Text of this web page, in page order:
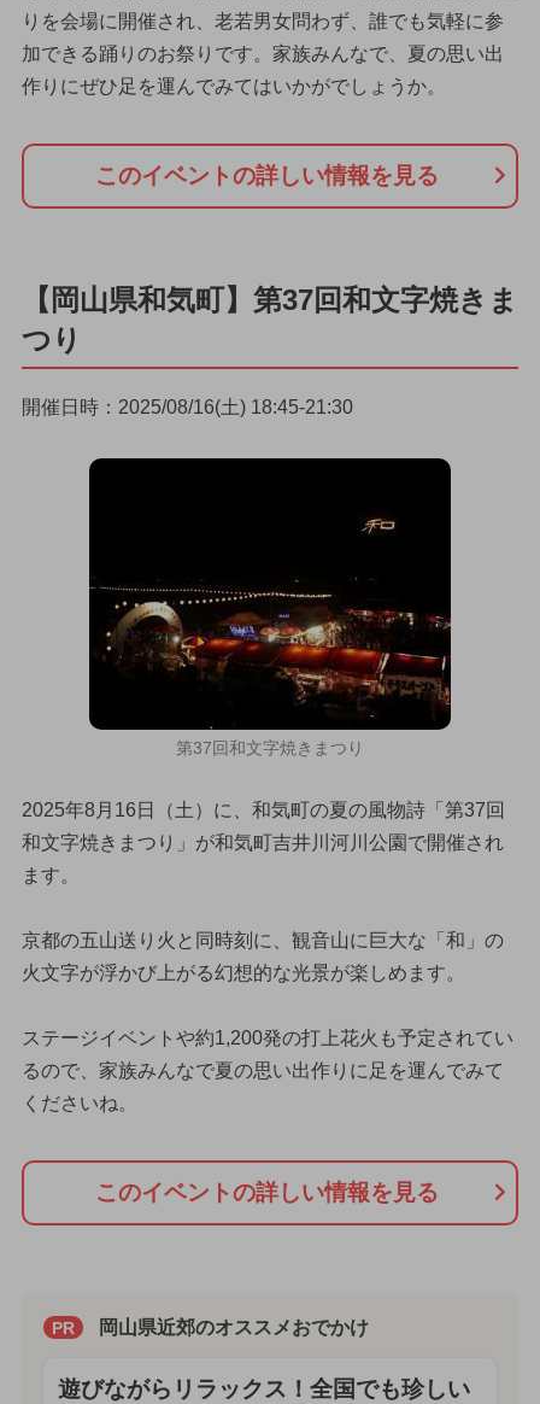
りを会場に開催され、老若男女問わず、誰でも気軽に参
加できる踊りのお祭りです。家族みんなで、夏の思い出
作りにぜひ足を運んでみてはいかがでしょうか。
このイベントの詳しい情報を見る
【岡山県和気町】第37回和文字焼きま
つり
開催日時：2025/08/16(土) 18:45-21:30
第37回和文字焼きまつり
2025年8月16日（土）に、和気町の夏の風物詩「第37回
和文字焼きまつり」が和気町吉井川河川公園で開催され
ます。
京都の五山送り火と同時刻に、観音山に巨大な「和」の
火文字が浮かび上がる幻想的な光景が楽しめます。
ステージイベントや約1,200発の打上花火も予定されてい
るので、家族みんなで夏の思い出作りに足を運んでみて
くださいね。
このイベントの詳しい情報を見る
PR 岡山県近郊のオススメおでかけ
遊びながらリラックス！全国でも珍しい